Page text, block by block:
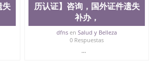
影底纹，钢印LOGO烫金烫银，LOGO
印防伪）都有原版本文凭对照。质量
做到与时俱进，及时掌握各大院校的
明等相关材料）的版本更新信息， 能
术等等，并在时间收集到原版实物，
持较高性价比，通过品质和效率不断
失
历认证】咨询，国外证件遗失
补办，
dfns enSalud y Belleza
0 Respuestas
...